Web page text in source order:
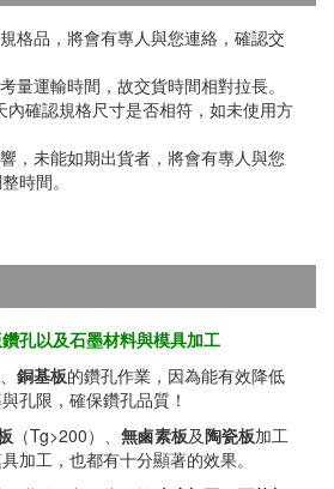
格品，將會有專人與您連絡，確認交
量運輸時間，故交貨時間相對拉長。
內確認規格尺寸是否相符，如未使用方
，未能如期出貨者，將會有專人與您
時間。
孔以及石墨材料與模具加工
、 銅基板的鑽孔作業，因為能有效降低
孔限，確保鑽孔品質！
（Tg>200）、 無鹵素板及陶瓷板加工
加工，也都有十分顯著的效果。